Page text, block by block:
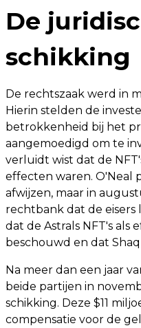
De
schikking
De rechtszaak werd in
Hierin stelden de
betrokkenheid bij het
aangemoedigd om te
verluidt wist dat de
effecten waren. O'Neal
afwijzen, maar in
rechtbank dat de
dat de Astrals NFT's
beschouwd en dat
Na meer dan een jaar
beide partijen in
schikking. Deze $11
compensatie voor de